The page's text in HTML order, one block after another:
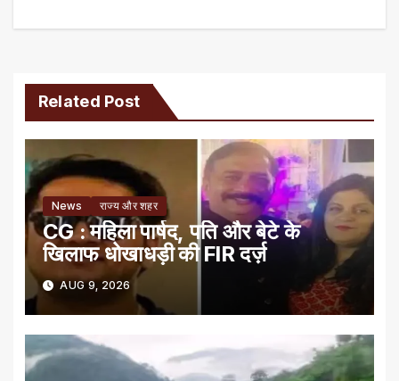
navigation
Related Post
News राज्य और शहर
CG : महिला पार्षद, पति और बेटे के
खिलाफ धोखाधड़ी की FIR दर्ज़
AUG 9, 2026